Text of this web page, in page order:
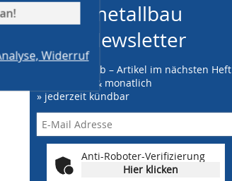
Widerruf
metallbau
Newsletter
» Online vorab – Artikel im nächsten Heft
» kostenfrei & monatlich
» jederzeit kündbar
Anti-Roboter-Verifizierung
Hier klicken